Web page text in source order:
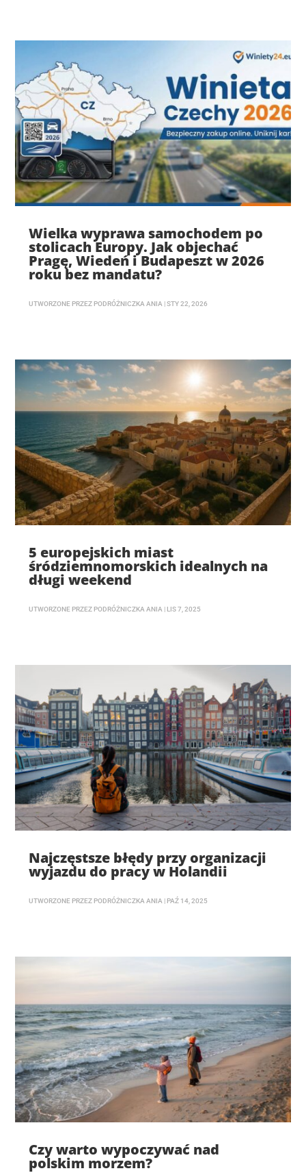
Wielka wyprawa samochodem po
stolicach Europy. Jak objechać
Pragę, Wiedeń i Budapeszt w 2026
roku bez mandatu?
UTWORZONE PRZEZ PODRÓŻNICZKA ANIA |STY 22, 2026
5 europejskich miast
śródziemnomorskich idealnych na
długi weekend
UTWORZONE PRZEZ PODRÓŻNICZKA ANIA | LIS 7, 2025
Najczęstsze błędy przy organizacji
wyjazdu do pracy w Holandii
UTWORZONE PRZEZ PODRÓŻNICZKA ANIA | PAŹ 14, 2025
Czy warto wypoczywać nad
polskim morzem?